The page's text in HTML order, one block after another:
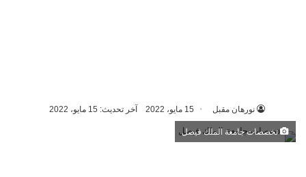
نورهان مقبل 15 مايو، 2022 آخر تحديث: 15 مايو، 2022
تخصصات جامعة الملك فيصل